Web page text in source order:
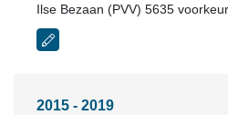
Ilse Bezaan (PVV) 5635
2015 - 2019